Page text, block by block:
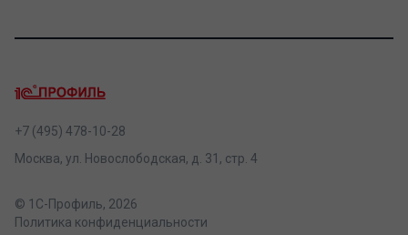
+7 (495) 478-10-28
Москва, ул. Новослободская, д. 31, стр. 4
© 1С-Профиль, 2026
Политика конфиденциальности